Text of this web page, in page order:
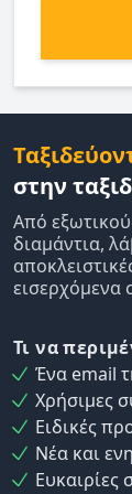
στην
Από
διαμάντια,
εισερχόμενα
Τι να
Ένα email
Χρήσιμες
Ειδικές
Νέα και
Ευκαιρίες